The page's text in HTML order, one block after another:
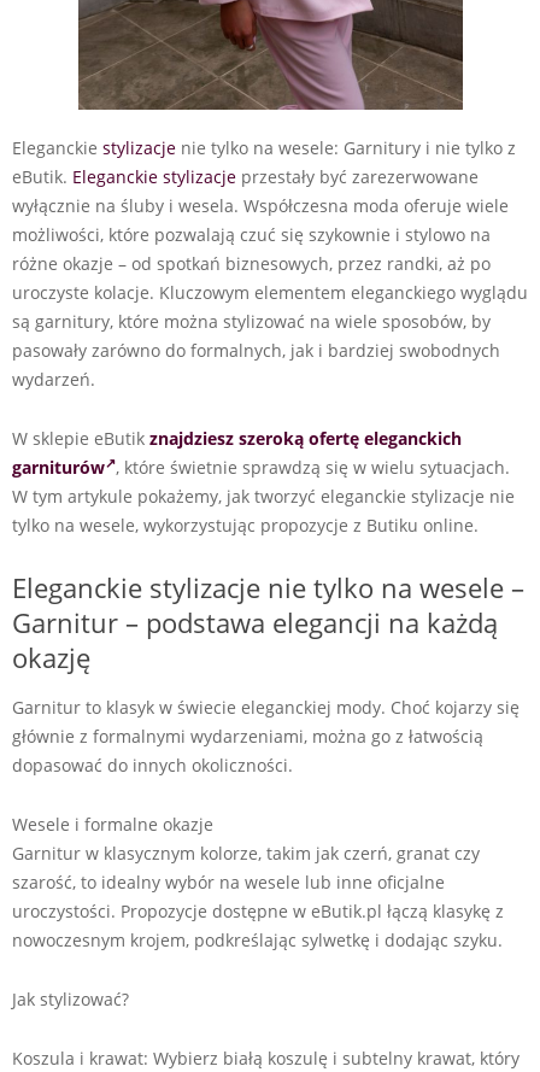
Eleganckie stylizacje nie tylko na wesele: Garnitury i nie tylko z
eButik. Eleganckie stylizacje przestały być zarezerwowane
wyłącznie na śluby i wesela. Współczesna moda oferuje wiele
możliwości, które pozwalają czuć się szykownie i stylowo na
różne okazje – od spotkań biznesowych, przez randki, aż po
uroczyste kolacje. Kluczowym elementem eleganckiego wyglądu
są garnitury, które można stylizować na wiele sposobów, by
pasowały zarówno do formalnych, jak i bardziej swobodnych
wydarzeń.
W sklepie eButik znajdziesz szeroką ofertę eleganckich
garniturów , które świetnie sprawdzą się w wielu sytuacjach.
W tym artykule pokażemy, jak tworzyć eleganckie stylizacje nie
tylko na wesele, wykorzystując propozycje z Butiku online.
Eleganckie stylizacje nie tylko na wesele –
Garnitur – podstawa elegancji na każdą
okazję
Garnitur to klasyk w świecie eleganckiej mody. Choć kojarzy się
głównie z formalnymi wydarzeniami, można go z łatwością
dopasować do innych okoliczności.
Wesele i formalne okazje
Garnitur w klasycznym kolorze, takim jak czerń, granat czy
szarość, to idealny wybór na wesele lub inne oficjalne
uroczystości. Propozycje dostępne w eButik.pl łączą klasykę z
nowoczesnym krojem, podkreślając sylwetkę i dodając szyku.
Jak stylizować?
Koszula i krawat: Wybierz białą koszulę i subtelny krawat, który